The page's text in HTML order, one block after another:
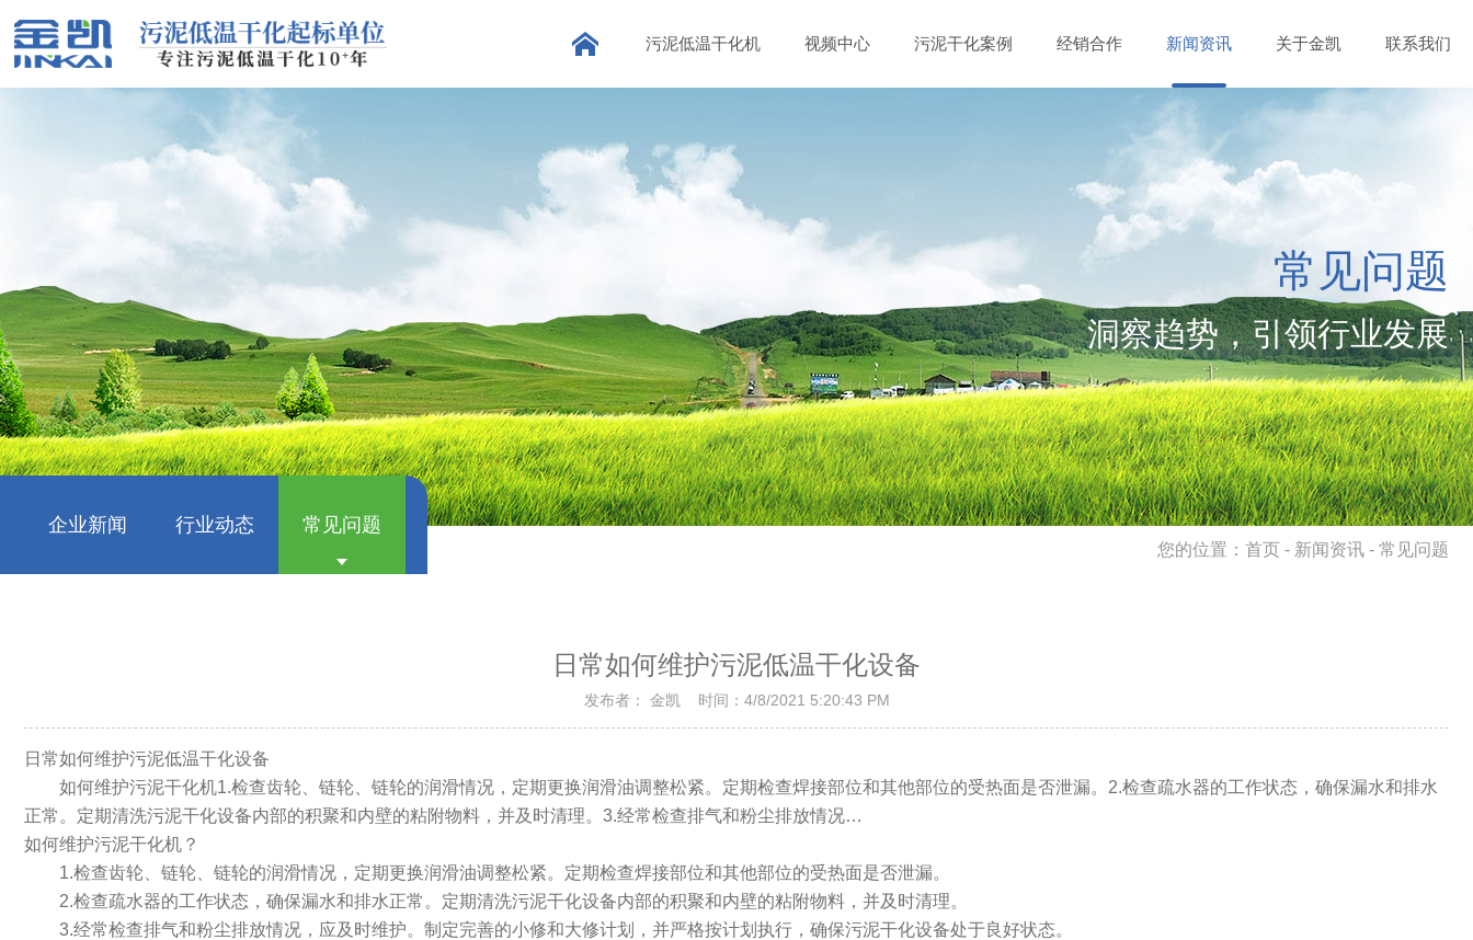
污泥低温干化机 视频中心 污泥干化案例 经销合作 新闻资讯 关于金凯 联系我们
常见问题
洞察趋势，引领行业发展
企业新闻 行业动态 常见问题
您的位置： 首页 - 新闻资讯 - 常见问题
日常如何维护污泥低温干化设备
发布者： 金凯 时间：4/8/2021 5:20:43 PM
日常如何维护污泥低温干化设备
如何维护污泥干化机1.检查齿轮、链轮、链轮的润滑情况，定期更换润滑油调整松紧。定期检查焊接部位和其他部位的受热面是否泄漏。2.检查疏水器的工作状态，确保漏水和排水
正常。定期清洗污泥干化设备内部的积聚和内壁的粘附物料，并及时清理。3.经常检查排气和粉尘排放情况…
如何维护污泥干化机？
1.检查齿轮、链轮、链轮的润滑情况，定期更换润滑油调整松紧。定期检查焊接部位和其他部位的受热面是否泄漏。
2.检查疏水器的工作状态，确保漏水和排水正常。定期清洗污泥干化设备内部的积聚和内壁的粘附物料，并及时清理。
3.经常检查排气和粉尘排放情况，应及时维护。制定完善的小修和大修计划，并严格按计划执行，确保污泥干化设备处于良好状态。